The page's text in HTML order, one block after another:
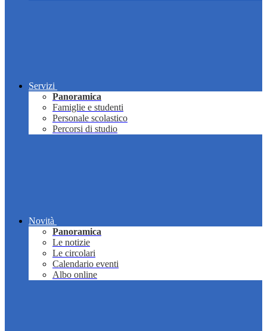
Servizi
Panoramica
Famiglie e studenti
Personale scolastico
Percorsi di studio
Novità
Panoramica
Le notizie
Le circolari
Calendario eventi
Albo online